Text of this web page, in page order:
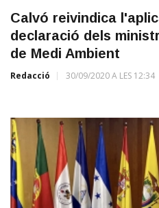
Calvó reivindica
declaració dels
de Medi Ambient
Redacció 30/09/2020 A LES 12:34